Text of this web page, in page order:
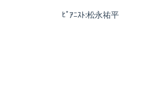
ﾋﾟｱﾆｽﾄ:松永祐平